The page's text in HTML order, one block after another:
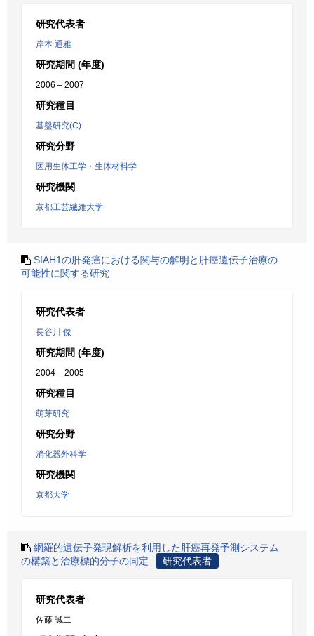
研究代表者
岸本 通雅
研究期間 (年度)
2006 – 2007
研究種目
基盤研究(C)
研究分野
医用生体工学・生体材料学
研究機関
京都工芸繊維大学
SIAH1の肝発癌における関与の解明と肝癌遺伝子治療の
可能性に関する研究
研究代表者
長谷川 傑
研究期間 (年度)
2004 – 2005
研究種目
萌芽研究
研究分野
消化器外科学
研究機関
京都大学
網羅的遺伝子発現解析を利用した肝癌再発予測システム
の構築と治療標的分子の同定
研究代表者
研究代表者
佐藤 誠二